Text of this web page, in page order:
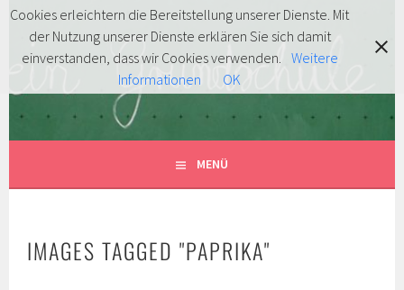
Springe
zum
Inhalt
FÖRDERVEREIN
GRUNDSCHULE HERSBRUCK
E.V.
MITENTDECKEN … MITLACHEN … MITMACHEN!
MENÜ
IMAGES TAGGED "PAPRIKA"
Cookies erleichtern die Bereitstellung unserer Dienste. Mit
der Nutzung unserer Dienste erklären Sie sich damit
einverstanden, dass wir Cookies verwenden. Weitere
Informationen
OK